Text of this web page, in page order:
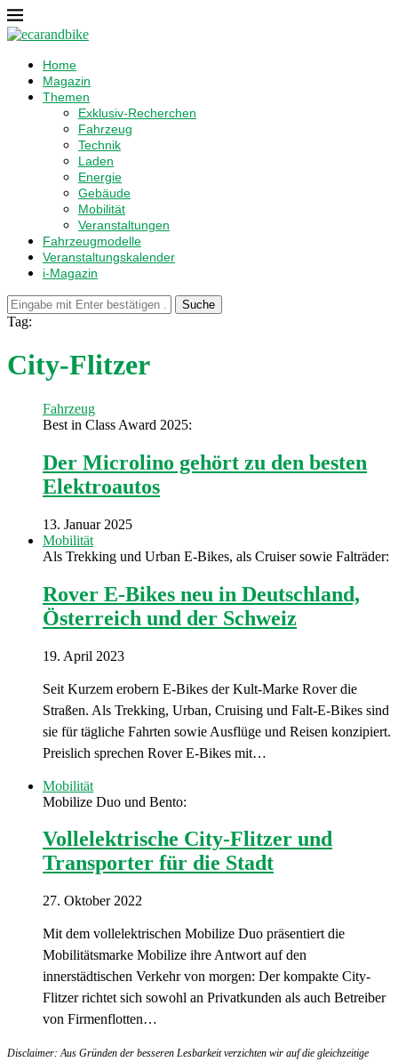
Home
Magazin
Themen
Exklusiv-Recherchen
Fahrzeug
Technik
Laden
Energie
Gebäude
Mobilität
Veranstaltungen
Fahrzeugmodelle
Veranstaltungskalender
i-Magazin
Suche
Tag:
City-Flitzer
Fahrzeug
Best in Class Award 2025:
Der Microlino gehört zu den besten
Elektroautos
13. Januar 2025
Mobilität
Als Trekking und Urban E-Bikes, als Cruiser sowie Falträder:
Rover E-Bikes neu in Deutschland,
Österreich und der Schweiz
19. April 2023
Seit Kurzem erobern E-Bikes der Kult-Marke Rover die
Straßen. Als Trekking, Urban, Cruising und Falt-E-Bikes sind
sie für tägliche Fahrten sowie Ausflüge und Reisen konzipiert.
Preislich sprechen Rover E-Bikes mit…
Mobilität
Mobilize Duo und Bento:
Vollelektrische City-Flitzer und
Transporter für die Stadt
27. Oktober 2022
Mit dem vollelektrischen Mobilize Duo präsentiert die
Mobilitätsmarke Mobilize ihre Antwort auf den
innerstädtischen Verkehr von morgen: Der kompakte City-
Flitzer richtet sich sowohl an Privatkunden als auch Betreiber
von Firmenflotten…
Disclaimer: Aus Gründen der besseren Lesbarkeit verzichten wir auf die gleichzeitige